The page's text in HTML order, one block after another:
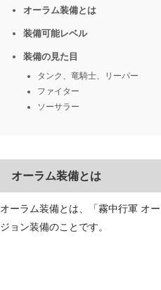
オーラム装備とは
装備可能レベル
装備の見た目
タンク、竜騎士、リーパー
ファイター
ソーサラー
オーラム装備とは
オーラム装備とは、「霧中行軍 オ
ジョン装備のことです。